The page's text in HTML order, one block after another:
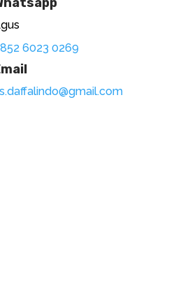
6023 0269